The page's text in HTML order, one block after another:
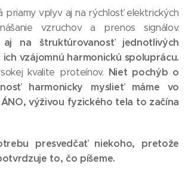
priamy vplyv aj na rýchlosť elektrických
vzruchov a prenos signálov.
na štruktúrovanosť jednotlivých
vzájomnú harmonickú spoluprácu.
kvalite proteínov. Niet pochýb o
harmonicky myslieť máme vo
výživou fyzického tela to začína
presvedčať niekoho, pretože
to, čo píšeme.